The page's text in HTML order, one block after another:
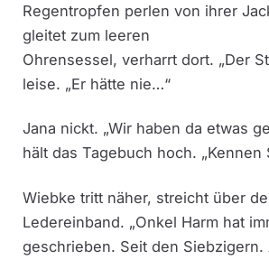
Regentropfen perlen von ihrer
gleitet zum leeren
Ohrensessel, verharrt dort. „Der
leise. „Er hätte nie…“
Jana nickt. „Wir haben da etwas
hält das Tagebuch hoch. „Kennen
Wiebke tritt näher, streicht über
Ledereinband. „Onkel Harm hat
geschrieben. Seit den Siebzigern.